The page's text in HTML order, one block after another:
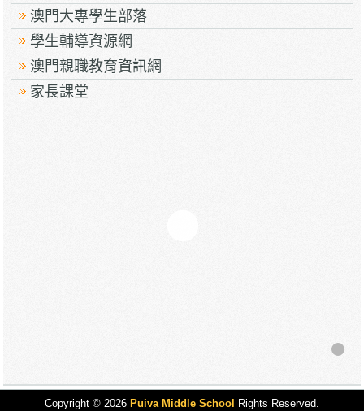
澳門大專學生部落
學生輔導資源網
澳門親職教育資訊網
家長課堂
Copyright © 2026 Puiva Middle School Rights Reserved.